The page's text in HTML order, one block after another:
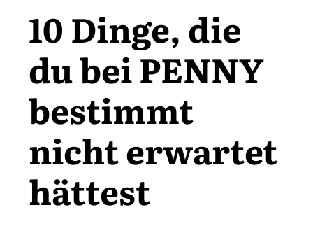
Kontakt
10 Dinge, die
du bei PENNY
bestimmt
nicht erwartet
hättest